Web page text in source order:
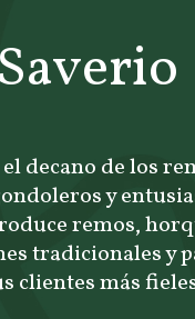
decano de los
y
remos,
tradicionales y
clientes más